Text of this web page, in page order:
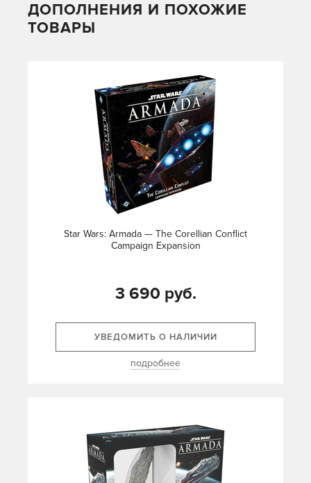
ДОПОЛНЕНИЯ И ПОХОЖИЕ
ТОВАРЫ
Star Wars: Armada — The Corellian Conflict
Campaign Expansion
3 690 руб.
УВЕДОМИТЬ О НАЛИЧИИ
подробнее